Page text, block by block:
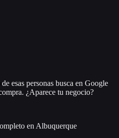
esas personas busca en Google
¿Aparece tu negocio?
en Albuquerque